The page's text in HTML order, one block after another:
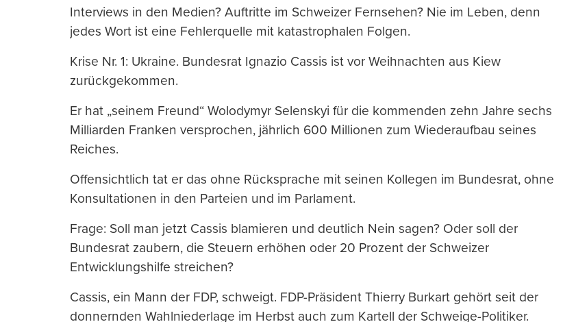
Interviews in den Medien? Auftritte im Schweizer Fernsehen? Nie im Leben, denn
jedes Wort ist eine Fehlerquelle mit katastrophalen Folgen.
Krise Nr. 1: Ukraine. Bundesrat Ignazio Cassis ist vor Weihnachten aus Kiew
zurückgekommen.
Er hat „seinem Freund“ Wolodymyr Selenskyi für die kommenden zehn Jahre sechs
Milliarden Franken versprochen, jährlich 600 Millionen zum Wiederaufbau seines
Reiches.
Offensichtlich tat er das ohne Rücksprache mit seinen Kollegen im Bundesrat, ohne
Konsultationen in den Parteien und im Parlament.
Frage: Soll man jetzt Cassis blamieren und deutlich Nein sagen? Oder soll der
Bundesrat zaubern, die Steuern erhöhen oder 20 Prozent der Schweizer
Entwicklungshilfe streichen?
Cassis, ein Mann der FDP, schweigt. FDP-Präsident Thierry Burkart gehört seit der
donnernden Wahlniederlage im Herbst auch zum Kartell der Schweige-Politiker.